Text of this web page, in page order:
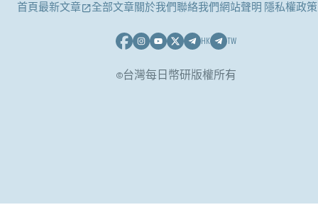
首頁最新文章 全部文章關於我們聯絡我們網站聲明 隱私權政策
HK TW
©台灣每日幣研版權所有